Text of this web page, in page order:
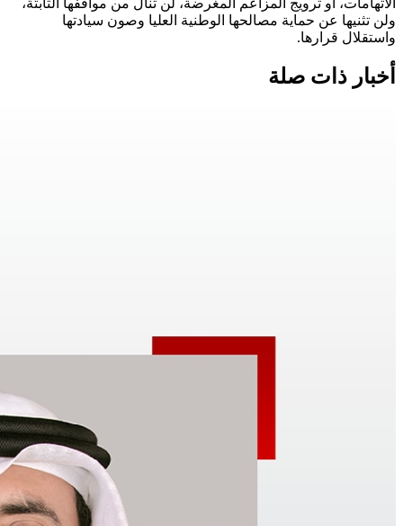
الاتهامات، أو ترويج المزاعم المغرضة، لن تنال من مواقفها الثابتة،
ولن تثنيها عن حماية مصالحها الوطنية العليا وصون سيادتها
واستقلال قرارها.
أخبار ذات صلة